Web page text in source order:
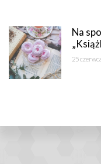
Na
25